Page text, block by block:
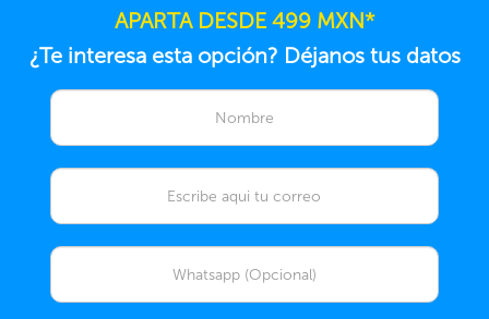
APARTA DESDE 499 MXN*
¿Te interesa esta opción? Déjanos tus datos